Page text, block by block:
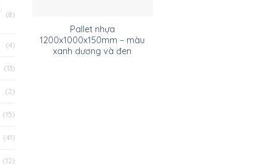
(8)
(4)
(13)
(2)
(15)
(41)
(12)
Pallet nhựa
1200x1000x150mm – màu
xanh dương và đen